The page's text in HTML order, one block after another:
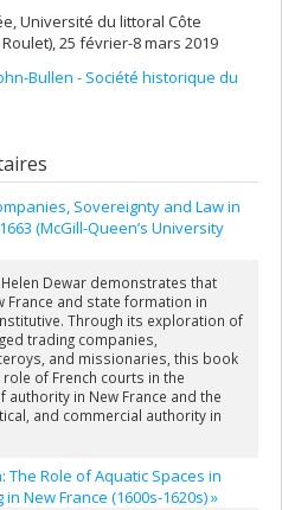
Université du littoral Côte
Roulet), 25 février-8 mars 2019
Bullen - Société historique du
Sovereignty and Law in
(McGill-Queen’s University
Dewar demonstrates that
France and state formation in
Through its exploration of
trading companies,
and missionaries, this book
of French courts in the
in New France and the
and commercial authority in
Role of Aquatic Spaces in
New France (1600s-1620s) »